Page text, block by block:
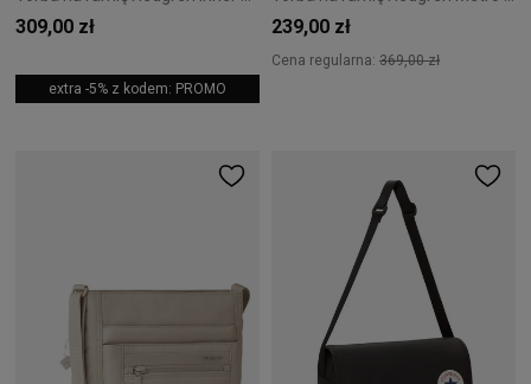
309,00 zł
extra -5% z kodem: PROMO
239,00 zł
Cena regularna: 369,00 zł